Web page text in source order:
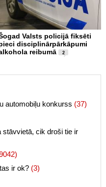
Valsts policijā fiksēti
disciplinārpārkāpumi
reibumā
2
automobiļu konkurss (37)
stāvvietā, cik droši tie ir
ir ok? (3)